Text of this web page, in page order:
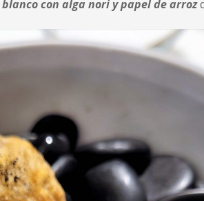
con alga nori y papel de arroz